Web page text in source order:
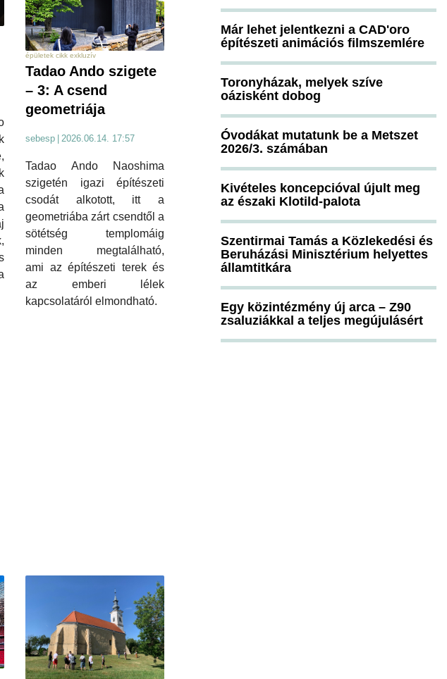
épületek cikk exkluzív
Tadao Ando szigete
– 3: A csend
geometriája
sebesp 2026.06.14. 17:57
Tadao Ando Naoshima
szigetén igazi építészeti
csodát alkotott, itt a
geometriába zárt csendtől a
sötétség templomáig
minden megtalálható,
ami az építészeti terek és
az emberi lélek
kapcsolatáról elmondható.
Már lehet jelentkezni a CAD'oro
építészeti animációs filmszemlére
Toronyházak, melyek szíve
oázisként dobog
Óvodákat mutatunk be a Metszet
2026/3. számában
Kivételes koncepcióval újult meg
az északi Klotild-palota
Szentirmai Tamás a Közlekedési és
Beruházási Minisztérium helyettes
államtitkára
Egy közintézmény új arca – Z90
zsaluziákkal a teljes megújulásért